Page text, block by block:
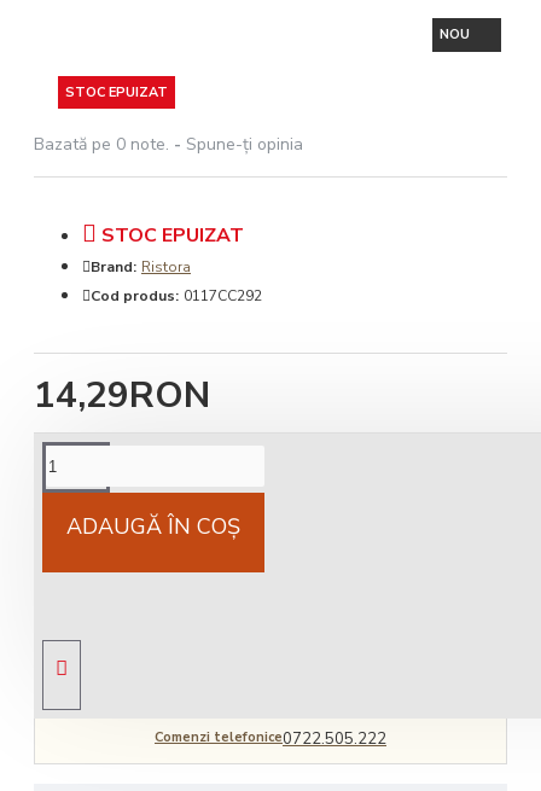
NOU
STOC EPUIZAT
Bazată pe 0 note. - Spune-ţi opinia
14,29RON
STOC EPUIZAT
Brand: Ristora
Cod produs: 0117CC292
ADAUGĂ ÎN COŞ
Cost livrareNational 25Lei locker 25 lei
Comenzi telefonice0722.505.222